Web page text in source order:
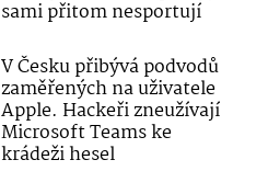
sami přitom nesportují
V Česku přibývá podvodů
zaměřených na uživatele
Apple. Hackeři zneužívají
Microsoft Teams ke
krádeži hesel